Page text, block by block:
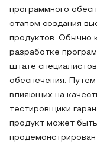
программного
этапом создания
продуктов. Обычно
разработке
штате
обеспечения.
влияющих на
тестировщики
продукт может